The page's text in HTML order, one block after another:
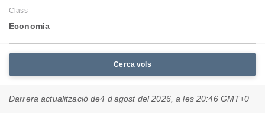
Class
Economia
Cerca vols
Darrera actualització de4 d’agost del 2026, a les 20:46 GMT+0